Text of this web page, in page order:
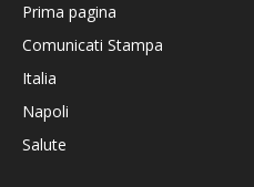
Prima pagina
Comunicati Stampa
Italia
Napoli
Salute